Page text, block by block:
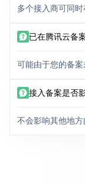
多个接入商可同
已在腾讯云备
可能由于您的备
接入备案是否
不会影响其他地方